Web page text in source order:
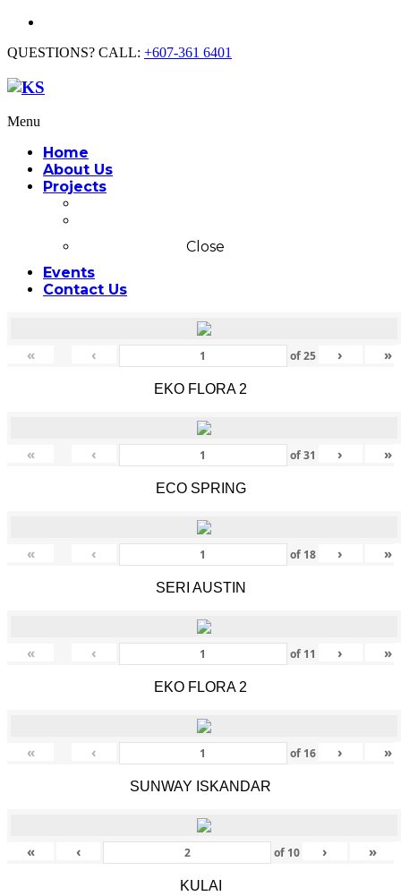
QUESTIONS? CALL: +607-361 6401
Menu
Home
About Us
Projects
Close
Events
Contact Us
« ‹ of25 › »
EKO FLORA 2
« ‹ of31 › »
ECO SPRING
« ‹ of 18 › »
SERI AUSTIN
« ‹ of 11 › »
EKO FLORA 2
« ‹ of 16 › »
SUNWAY ISKANDAR
« ‹ of 10 › »
KULAI